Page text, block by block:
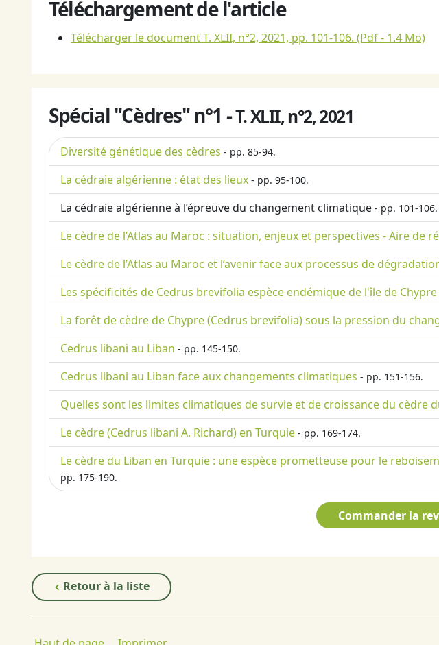
Téléchargement de l'article
Télécharger le document T. XLII, n°2, 2021, pp. 101-106. (Pdf - 1.4 Mo)
Spécial "Cèdres" n°1 -T. XLII, n°2, 2021
Diversité génétique des cèdres - pp. 85-94.
La cédraie algérienne : état des lieux - pp. 95-100.
La cédraie algérienne à l’épreuve du changement climatique - pp. 101-106.
Le cèdre de l’Atlas au Maroc : situation, enjeux et perspectives - Aire
Le cèdre de l’Atlas au Maroc et l’avenir face aux processus de
Les spécificités de Cedrus brevifolia espèce endémique de l'île de Chypre
La forêt de cèdre de Chypre (Cedrus brevifolia) sous la pression du
Cedrus libani au Liban - pp. 145-150.
Cedrus libani au Liban face aux changements climatiques - pp. 151-156.
Quelles sont les limites climatiques de survie et de croissance du cèdre
Le cèdre (Cedrus libani A. Richard) en Turquie - pp. 169-174.
Le cèdre du Liban en Turquie : une espèce prometteuse pour le
pp. 175-190.
Commander la
Retour à la liste